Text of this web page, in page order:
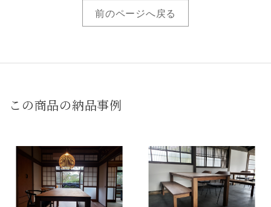
前のページへ戻る
この商品の納品事例